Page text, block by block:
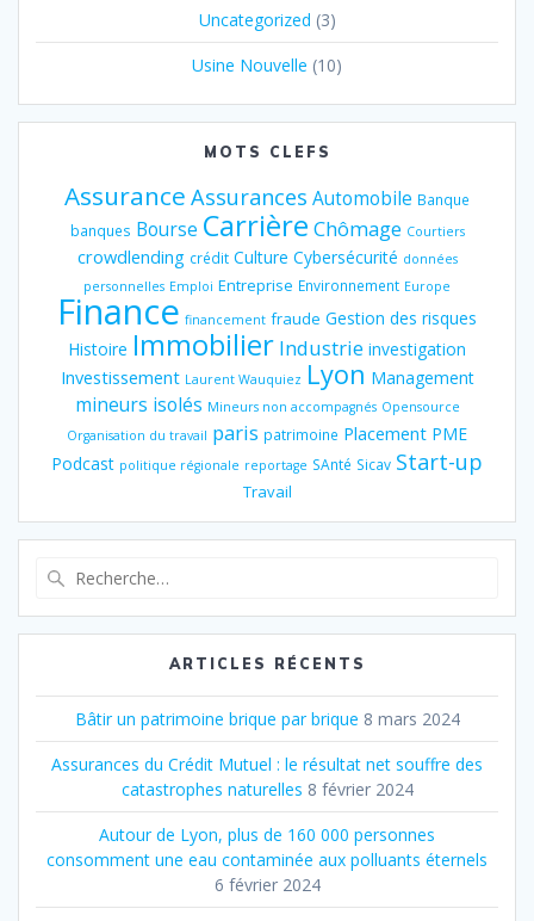
Uncategorized (3)
Usine Nouvelle (10)
MOTS CLEFS
Assurance Assurances Automobile Banque
banques Bourse Carrière Chômage Courtiers
crowdlending crédit Culture Cybersécurité données
personnelles Emploi Entreprise Environnement Europe
Finance financement fraude Gestion des risques
Histoire Immobilier Industrie investigation
Investissement Laurent Wauquiez Lyon Management
mineurs isolés Mineurs non accompagnés Opensource
Organisation du travail paris patrimoine Placement PME
Podcast politique régionale reportage SAnté Sicav Start-up
Travail
:
ARTICLES RÉCENTS
Bâtir un patrimoine brique par brique 8 mars 2024
Assurances du Crédit Mutuel : le résultat net souffre des
catastrophes naturelles 8 février 2024
Autour de Lyon, plus de 160 000 personnes
consomment une eau contaminée aux polluants éternels
6 février 2024